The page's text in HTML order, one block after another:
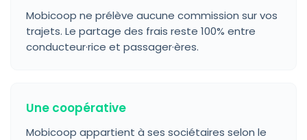
Mobicoop ne prélève aucune commission sur vos
trajets. Le partage des frais reste 100% entre
conducteur·rice et passager·ères.
Une coopérative
Mobicoop appartient à ses sociétaires selon le